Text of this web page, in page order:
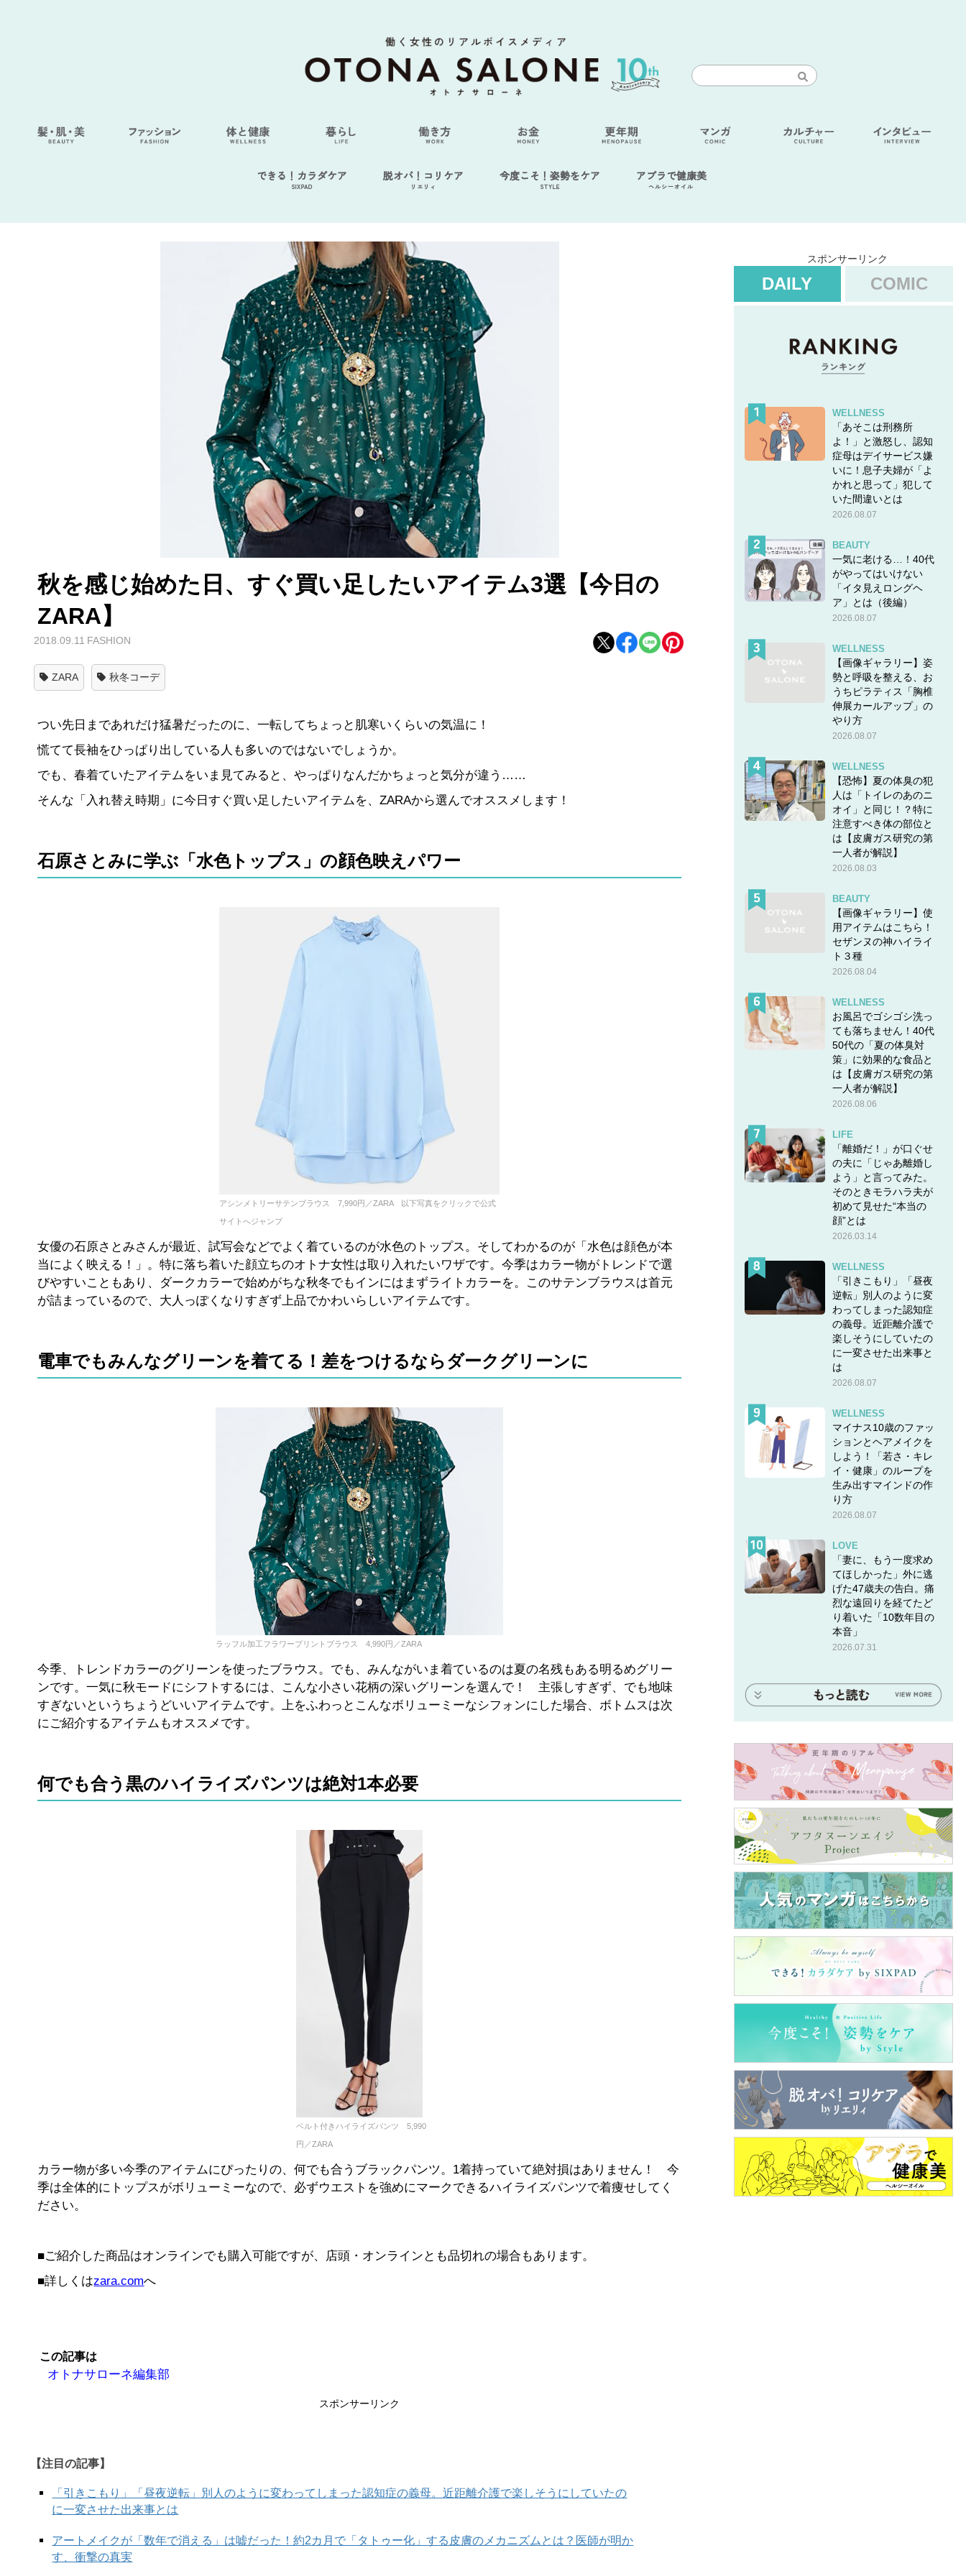
できる！カラダケア
SIXPAD
脱オバ！コリケア
リエリィ
今度こそ！姿勢をケア
STYLE
アブラで健康美
ヘルシーオイル
秋を感じ始めた日、すぐ買い足したいアイテム3選【今日の
ZARA】
2018.09.11 FASHION
ZARA 秋冬コーデ
つい先日まであれだけ猛暑だったのに、一転してちょっと肌寒いくらいの気温に！
慌てて長袖をひっぱり出している人も多いのではないでしょうか。
でも、春着ていたアイテムをいま見てみると、やっぱりなんだかちょっと気分が違う……
そんな「入れ替え時期」に今日すぐ買い足したいアイテムを、ZARAから選んでオススメします！
石原さとみに学ぶ「水色トップス」の顔色映えパワー
アシンメトリーサテンブラウス 7,990円／ZARA 以下写真をクリックで公式
サイトへジャンプ
女優の石原さとみさんが最近、試写会などでよく着ているのが水色のトップス。そしてわかるのが「水色は顔色が本
当によく映える！」。特に落ち着いた顔立ちのオトナ女性は取り入れたいワザです。今季はカラー物がトレンドで選
びやすいこともあり、ダークカラーで始めがちな秋冬でもインにはまずライトカラーを。このサテンブラウスは首元
が詰まっているので、大人っぽくなりすぎず上品でかわいらしいアイテムです。
電車でもみんなグリーンを着てる！差をつけるならダークグリーンに
ラッフル加工フラワープリントブラウス 4,990円／ZARA
今季、トレンドカラーのグリーンを使ったブラウス。でも、みんながいま着ているのは夏の名残もある明るめグリー
ンです。一気に秋モードにシフトするには、こんな小さい花柄の深いグリーンを選んで！ 主張しすぎず、でも地味
すぎないというちょうどいいアイテムです。上をふわっとこんなボリューミーなシフォンにした場合、ボトムスは次
にご紹介するアイテムもオススメです。
何でも合う黒のハイライズパンツは絶対1本必要
ベルト付きハイライズパンツ 5,990
円／ZARA
カラー物が多い今季のアイテムにぴったりの、何でも合うブラックパンツ。1着持っていて絶対損はありません！ 今
季は全体的にトップスがボリューミーなので、必ずウエストを強めにマークできるハイライズパンツで着痩せしてく
ださい。
■ご紹介した商品はオンラインでも購入可能ですが、店頭・オンラインとも品切れの場合もあります。
■詳しくはzara.comへ
この記事は
オトナサローネ編集部
スポンサーリンク
【注目の記事】
「引きこもり」「昼夜逆転」別人のように変わってしまった認知症の義母。近距離介護で楽しそうにしていたの
に一変させた出来事とは
アートメイクが「数年で消える」は嘘だった！約2カ月で「タトゥー化」する皮膚のメカニズムとは？医師が明か
す、衝撃の真実
スポンサーリンク
DAILY COMIC
WELLNESS
「あそこは刑務所
よ！」と激怒し、認知
症母はデイサービス嫌
いに！息子夫婦が「よ
かれと思って」犯して
いた間違いとは
2026.08.07
BEAUTY
一気に老ける…！40代
がやってはいけない
「イタ見えロングヘ
ア」とは（後編）
2026.08.07
WELLNESS
【画像ギャラリー】姿
勢と呼吸を整える、お
うちピラティス「胸椎
伸展カールアップ」の
やり方
2026.08.07
WELLNESS
【恐怖】夏の体臭の犯
人は「トイレのあのニ
オイ」と同じ！？特に
注意すべき体の部位と
は【皮膚ガス研究の第
一人者が解説】
2026.08.03
BEAUTY
【画像ギャラリー】使
用アイテムはこちら！
セザンヌの神ハイライ
ト３種
2026.08.04
WELLNESS
お風呂でゴシゴシ洗っ
ても落ちません！40代
50代の「夏の体臭対
策」に効果的な食品と
は【皮膚ガス研究の第
一人者が解説】
2026.08.06
LIFE
「離婚だ！」が口ぐせ
の夫に「じゃあ離婚し
よう」と言ってみた。
そのときモラハラ夫が
初めて見せた“本当の
顔”とは
2026.03.14
WELLNESS
「引きこもり」「昼夜
逆転」別人のように変
わってしまった認知症
の義母。近距離介護で
楽しそうにしていたの
に一変させた出来事と
は
2026.08.07
WELLNESS
マイナス10歳のファッ
ションとヘアメイクを
しよう！「若さ・キレ
イ・健康」のループを
生み出すマインドの作
り方
2026.08.07
LOVE
「妻に、もう一度求め
てほしかった」外に逃
げた47歳夫の告白。痛
烈な遠回りを経てたど
り着いた「10数年目の
本音」
2026.07.31